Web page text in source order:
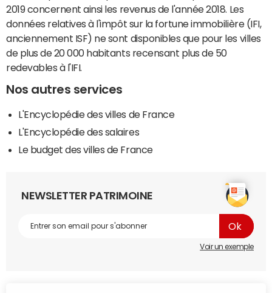
2019 concernent ainsi les revenus de l'année 2018. Les
données relatives à l'impôt sur la fortune immobilière (IFI,
anciennement ISF) ne sont disponibles que pour les villes
de plus de 20 000 habitants recensant plus de 50
redevables à l'IFI.
Nos autres services
L'Encyclopédie des villes de France
L'Encyclopédie des salaires
Le budget des villes de France
NEWSLETTER PATRIMOINE
Voir un exemple